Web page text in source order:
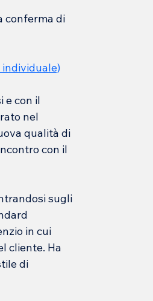
conferma di
e con il
nel
qualità di
con il
sugli
in cui
cliente. Ha
di